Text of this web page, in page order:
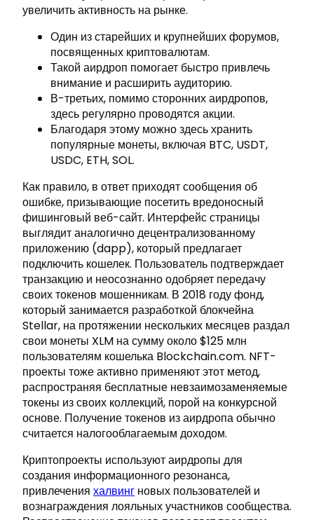
увеличить активность на рынке.
Один из старейших и крупнейших форумов,
посвященных криптовалютам.
Такой аирдроп помогает быстро привлечь
внимание и расширить аудиторию.
В-третьих, помимо сторонних аирдропов,
здесь регулярно проводятся акции.
Благодаря этому можно здесь хранить
популярные монеты, включая BTC, USDT,
USDC, ETH, SOL.
Как правило, в ответ приходят сообщения об
ошибке, призывающие посетить вредоносный
фишинговый веб-сайт. Интерфейс страницы
выглядит аналогично децентрализованному
приложению (dapp), который предлагает
подключить кошелек. Пользователь подтверждает
транзакцию и неосознанно одобряет передачу
своих токенов мошенникам. В 2018 году фонд,
который занимается разработкой блокчейна
Stellar, на протяжении нескольких месяцев раздал
свои монеты XLM на сумму около $125 млн
пользователям кошелька Blockchain.com. NFT-
проекты тоже активно применяют этот метод,
распространяя бесплатные невзаимозаменяемые
токены из своих коллекций, порой на конкурсной
основе. Получение токенов из аирдропа обычно
считается налогооблагаемым доходом.
Криптопроекты используют аирдропы для
создания информационного резонанса,
привлечения халвинг новых пользователей и
вознаграждения лояльных участников сообщества.